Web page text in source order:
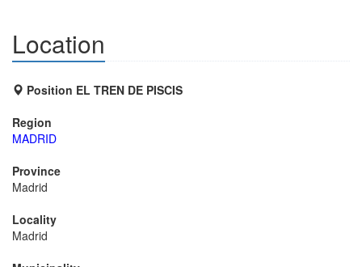
Location
Position EL TREN DE PISCIS
Region
MADRID
Province
Madrid
Locality
Madrid